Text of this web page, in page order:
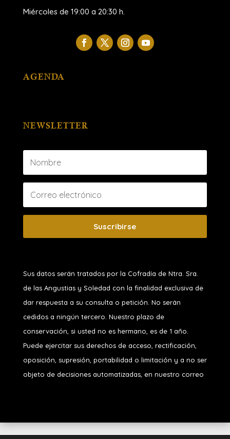
Miércoles de 19:00 a 20:30 h.
AGENDA
NEWSLETTER
Suscribirse
Sus datos serán tratados por la Cofradía de Ntra. Sra.
de las Angustias y Soledad con la finalidad exclusiva de
dar respuesta a su consulta o petición. No serán
cedidos a ningún tercero. Nuestro plazo de
conservación, si usted no es hermano, es de 1 año.
Puede ejercitar sus derechos de acceso, rectificación,
oposición, supresión, portabilidad o limitación y a no ser
objeto de decisiones automatizadas, en nuestro correo